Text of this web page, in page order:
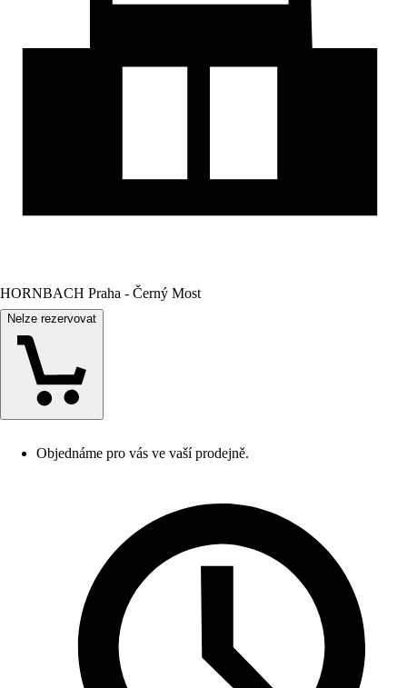
HORNBACH Praha - Černý Most
Nelze rezervovat
Objednáme pro vás ve vaší prodejně.